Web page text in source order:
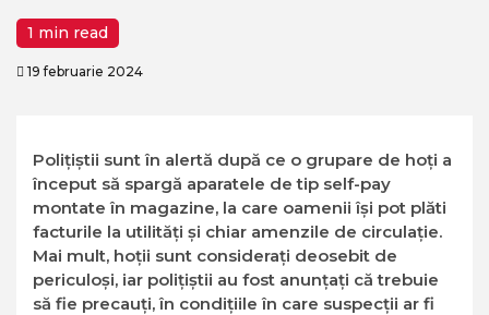
1 min read
19 februarie 2024
Polițiștii sunt în alertă după ce o grupare de hoți a
început să spargă aparatele de tip self-pay
montate în magazine, la care oamenii își pot plăti
facturile la utilități și chiar amenzile de circulație.
Mai mult, hoții sunt considerați deosebit de
periculoși, iar polițiștii au fost anunțați că trebuie
să fie precauți, în condițiile în care suspecții ar fi